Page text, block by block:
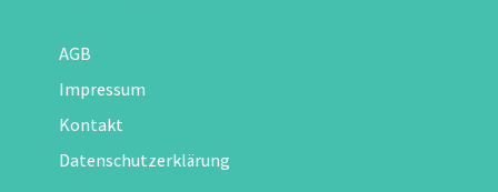
AGB
Impressum
Kontakt
Datenschutzerklärung